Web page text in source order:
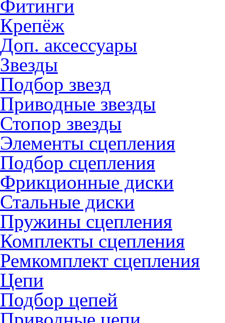
Фитинги
Крепёж
Доп. аксессуары
Звезды
Подбор звезд
Приводные звезды
Стопор звезды
Элементы сцепления
Подбор сцепления
Фрикционные диски
Стальные диски
Пружины сцепления
Комплекты сцепления
Ремкомплект сцепления
Цепи
Подбор цепей